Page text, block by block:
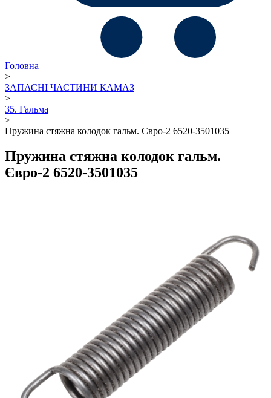
Головна
>
ЗАПАСНІ ЧАСТИНИ КАМАЗ
>
35. Гальма
>
Пружина стяжна колодок гальм. Євро-2 6520-3501035
Пружина стяжна колодок гальм.
Євро-2 6520-3501035